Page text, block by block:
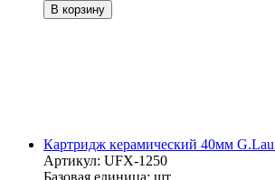
В корзину
Картридж керамический 40мм
Артикул: UFX-1250
Базовая единица: шт